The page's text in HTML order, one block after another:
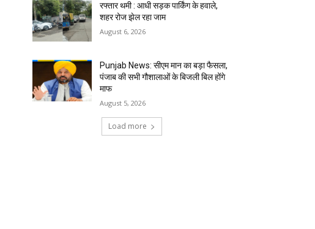
रफ्तार थमी : आधी सड़क पार्किंग के हवाले,
शहर रोज झेल रहा जाम
August 6, 2026
Punjab News: सीएम मान का बड़ा फैसला,
पंजाब की सभी गौशालाओं के बिजली बिल होंगे
माफ
August 5, 2026
Load more